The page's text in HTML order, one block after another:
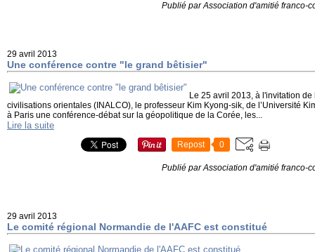
Publié par Association d'amitié franco-
29 avril 2013
Une conférence contre "le grand bêtisier"
Le 25 avril 2013, à l'invitation
civilisations orientales (INALCO), le professeur Kim Kyong-sik, de l’Université
à Paris une conférence-débat sur la géopolitique de la Corée, les...
Lire la suite
Repost 0
Publié par Association d'amitié franco-
29 avril 2013
Le comité régional Normandie de l'AAFC est constitué